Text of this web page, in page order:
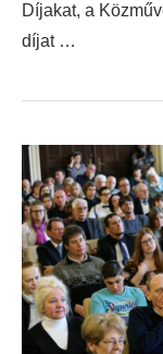
Díjakat, a
díjat …